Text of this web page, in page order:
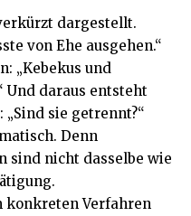
dargestellt.
von Ehe ausgehen.“
„Kebekus und
Und daraus entsteht
sie getrennt?“
Denn
sind nicht dasselbe wie
konkreten Verfahren